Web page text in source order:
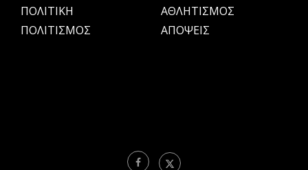
ΠΟΛΙΤΙΚΗ
ΠΟΛΙΤΙΣΜΟΣ
ΑΘΛΗΤΙΣΜΟΣ
ΑΠΟΨΕΙΣ